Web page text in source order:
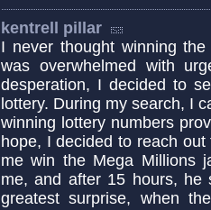
kentrell pillar
I never thought winning
was overwhelmed with
desperation, I decided to
lottery. During my search, I
winning lottery numbers
hope, I decided to reach
me win the Mega Millions
me, and after 15 hours, he
greatest surprise, when